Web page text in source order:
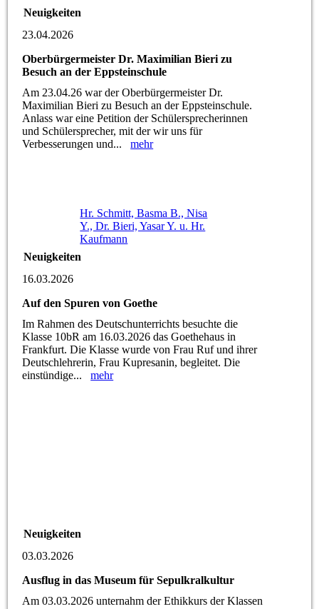
Neuigkeiten
23.04.2026
Oberbürgermeister Dr. Maximilian Bieri zu
Besuch an der Eppsteinschule
Am 23.04.26 war der Oberbürgermeister Dr.
Maximilian Bieri zu Besuch an der Eppsteinschule.
Anlass war eine Petition der Schülersprecherinnen
und Schülersprecher, mit der wir uns für
Verbesserungen und...mehr
Hr. Schmitt, Basma B., Nisa
Y., Dr. Bieri, Yasar Y. u. Hr.
Kaufmann
Neuigkeiten
16.03.2026
Auf den Spuren von Goethe
Im Rahmen des Deutschunterrichts besuchte die
Klasse 10bR am 16.03.2026 das Goethehaus in
Frankfurt. Die Klasse wurde von Frau Ruf und ihrer
Deutschlehrerin, Frau Kupresanin, begleitet. Die
einstündige...mehr
Neuigkeiten
03.03.2026
Ausflug in das Museum für Sepulkralkultur
Am 03.03.2026 unternahm der Ethikkurs der Klassen